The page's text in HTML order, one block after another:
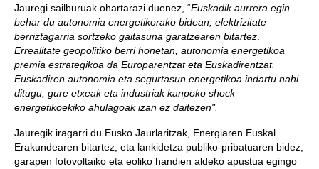
Jauregi sailburuak ohartarazi duenez, “Euskadik aurrera egin
behar du autonomia energetikorako bidean, elektrizitate
berriztagarria sortzeko gaitasuna garatzearen bitartez
Errealitate geopolitiko berri honetan, autonomia energetikoa
premia estrategikoa da Europarentzat eta Euskadirentzat.
Euskadiren autonomia eta segurtasun energetikoa indartu nahi
ditugu, gure etxeak eta industriak kanpoko shock
energetikoekiko ahulagoak izan ez daitezen".
Jauregik iragarri du Eusko Jaurlaritzak, Energiaren Euskal
Erakundearen bitartez, eta lankidetza publiko-pribatuaren bidez,
garapen fotovoltaiko eta eoliko handien aldeko apustua egingo